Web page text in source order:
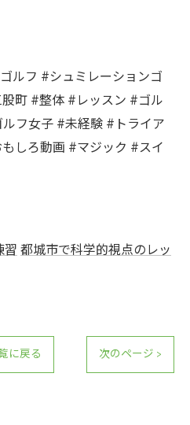
ルフ #シュミレーションゴ
町 #整体 #レッスン #ゴル
フ女子 #未経験 #トライア
しろ動画 #マジック #スイ
習都城市で科学的視点のレッ
に戻る 次のページ >